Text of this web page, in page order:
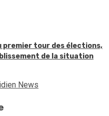
premier tour des élections,
de la situation
News